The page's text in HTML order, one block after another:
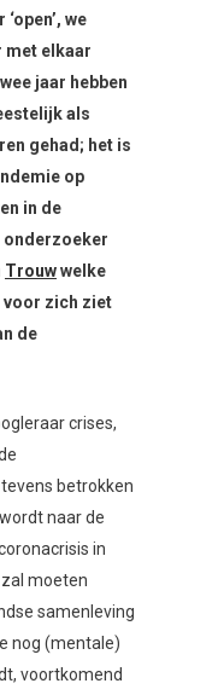
we
met elkaar
jaar hebben
als
gehad; het is
op
in de
onderzoeker
Trouwwelke
voor zich ziet
de
crises,
betrokken
naar de
in
moeten
samenleving
nog (mentale)
voortkomend